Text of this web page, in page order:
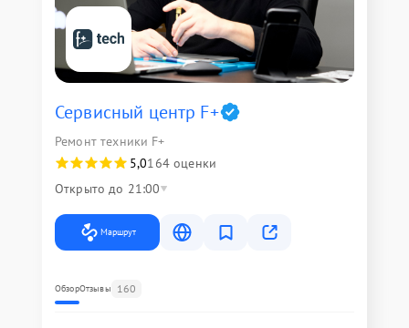
Сервисный центр F+
Ремонт техники F+
5,0164 оценки
Открыто до 21:00
Маршрут
ОбзорОтзывы 160